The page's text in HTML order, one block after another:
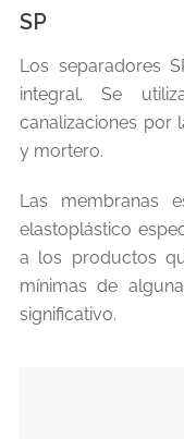
SP
Los separadores
integral. Se
canalizaciones por
y mortero.
Las membranas
elastoplástico
a los productos
mínimas de
significativo.